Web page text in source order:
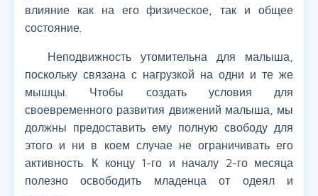
влияние как на его физическое, так и общее
состояние.
Неподвижность утомительна для малыша,
поскольку связана с нагрузкой на одни и те же
мышцы. Чтобы создать условия для
своевременного развития движений малыша, мы
должны предоставить ему полную свободу для
этого и ни в коем случае не ограничивать его
активность. К концу 1-го и началу 2-го месяца
полезно освободить младенца от одеял и